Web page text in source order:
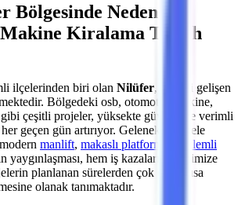
Bölgesinde Neden
Kiralama Tercih
ilçelerinden biri olan Nilüfer, sürekli gelişen
Bölgedeki osb, otomotiv, makine,
gibi çeşitli projeler, yüksekte güvenli ve verimli
her geçen gün artırıyor. Geleneksel iskele
manlift, makaslı platform
eklemli
yaygınlaşması, hem iş kazalarını minimize
planlanan sürelerden çok daha kısa
olanak tanımaktadır.